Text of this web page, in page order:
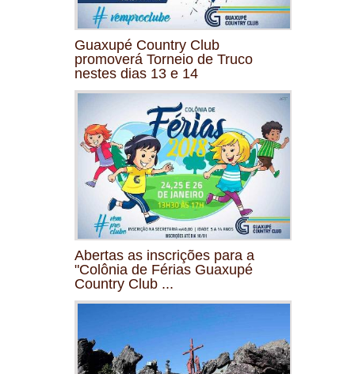
Guaxupé Country Club
promoverá Torneio de Truco
nestes dias 13 e 14
Abertas as inscrições para a
"Colônia de Férias Guaxupé
Country Club ...